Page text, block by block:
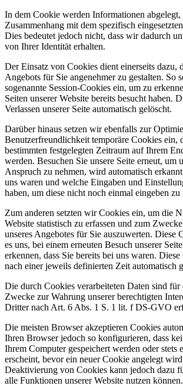
In dem Cookie werden Informationen
Zusammenhang mit dem spezifisch
Dies bedeutet jedoch nicht, dass wir dadurch
von Ihrer Identität erhalten.
Der Einsatz von Cookies dient einerseits dazu,
Angebots für Sie angenehmer zu gestalten. So
sogenannte Session-Cookies ein, um zu
Seiten unserer Website bereits besucht haben.
Verlassen unserer Seite automatisch gelöscht.
Darüber hinaus setzen wir ebenfalls zur
Benutzerfreundlichkeit temporäre Cookies ein,
bestimmten festgelegten Zeitraum auf Ihrem
werden. Besuchen Sie unsere Seite erneut, um
Anspruch zu nehmen, wird automatisch
uns waren und welche Eingaben und
haben, um diese nicht noch einmal eingeben zu
Zum anderen setzten wir Cookies ein, um die
Website statistisch zu erfassen und zum
unseres Angebotes für Sie auszuwerten. Diese
es uns, bei einem erneuten Besuch unserer
erkennen, dass Sie bereits bei uns waren.
nach einer jeweils definierten Zeit automatisch
Die durch Cookies verarbeiteten Daten sind für
Zwecke zur Wahrung unserer berechtigten
Dritter nach Art. 6 Abs. 1 S. 1 lit. f DS-GVO
Die meisten Browser akzeptieren Cookies
Ihren Browser jedoch so konfigurieren, dass
Ihrem Computer gespeichert werden oder stets
erscheint, bevor ein neuer Cookie angelegt
Deaktivierung von Cookies kann jedoch dazu
alle Funktionen unserer Website nutzen können.